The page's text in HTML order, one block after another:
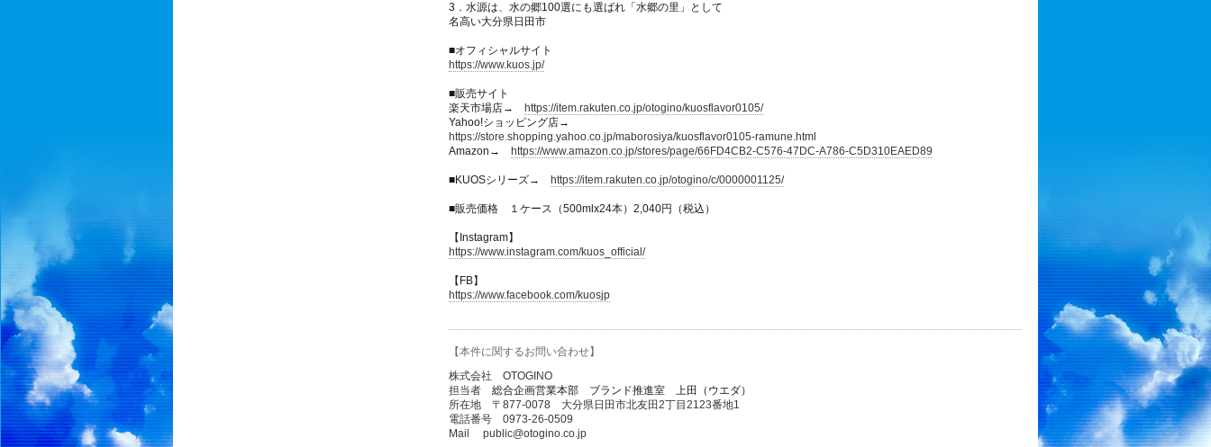
3．水源は、水の郷100選にも選ばれ「水郷の里」として
名高い大分県日田市
■オフィシャルサイト
https://www.kuos.jp/
■販売サイト
楽天市場店→
https://item.rakuten.co.jp/otogino/kuosflavor0105/
Yahoo!ショッピング店→
https://store.shopping.yahoo.co.jp/maborosiya/kuosflavor0105-ramune.html
Amazon→
https://www.amazon.co.jp/stores/page/66FD4CB2-C576-47DC-A786-C5D310EAED89
■KUOSシリーズ→ https://item.rakuten.co.jp/otogino/c/0000001125/
■販売価格 １ケース（500mlx24本）2,040円（税込）
【Instagram】
https://www.instagram.com/kuos_official/
【FB】
https://www.facebook.com/kuosjp
【本件に関するお問い合わせ】
株式会社 OTOGINO
担当者 総合企画営業本部 ブランド推進室 上田（ウエダ）
所在地 〒877-0078 大分県日田市北友田2丁目2123番地1
電話番号 0973-26-0509
Mail public@otogino.co.jp